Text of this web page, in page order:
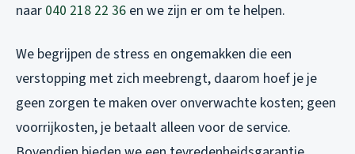
naar 040 218 22 36 en we zijn er om te helpen.
We begrijpen de stress en ongemakken die een
verstopping met zich meebrengt, daarom hoef je je
geen zorgen te maken over onverwachte kosten; geen
voorrijkosten, je betaalt alleen voor de service.